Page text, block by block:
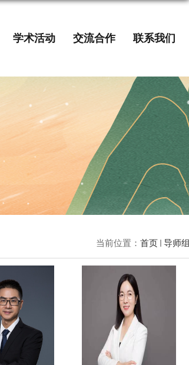
学术活动 交流合作 联系我们
当前位置： 首页 导师